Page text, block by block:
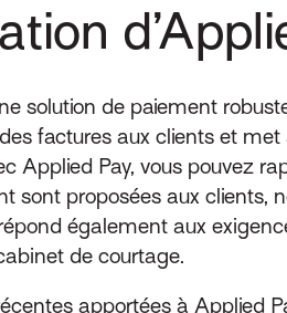
solution de paiement
factures aux clients et
Applied Pay, vous pouvez
sont proposées aux clients,
également aux
de courtage.
apportées à Applied